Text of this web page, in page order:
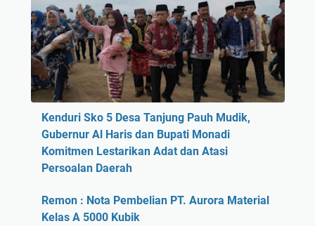
Kenduri Sko 5 Desa Tanjung Pauh Mudik,
Gubernur Al Haris dan Bupati Monadi
Komitmen Lestarikan Adat dan Atasi
Persoalan Daerah
Remon : Nota Pembelian PT. Aurora Material
Kelas A 5000 Kubik